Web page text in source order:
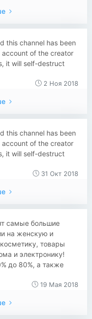
this channel has been
of the creator
it will self-destruct
2 Ноя 2018
this channel has been
of the creator
it will self-destruct
31 Окт 2018
самые большие
на женскую и
товары
и электронику!
до 80%, а также
19 Мая 2018